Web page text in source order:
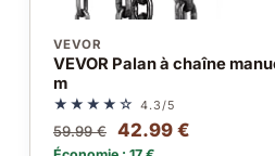
VEVOR
VEVOR Palan à chaîne
m
★★★★☆ 4.3/5
59.99 € 42.99 €